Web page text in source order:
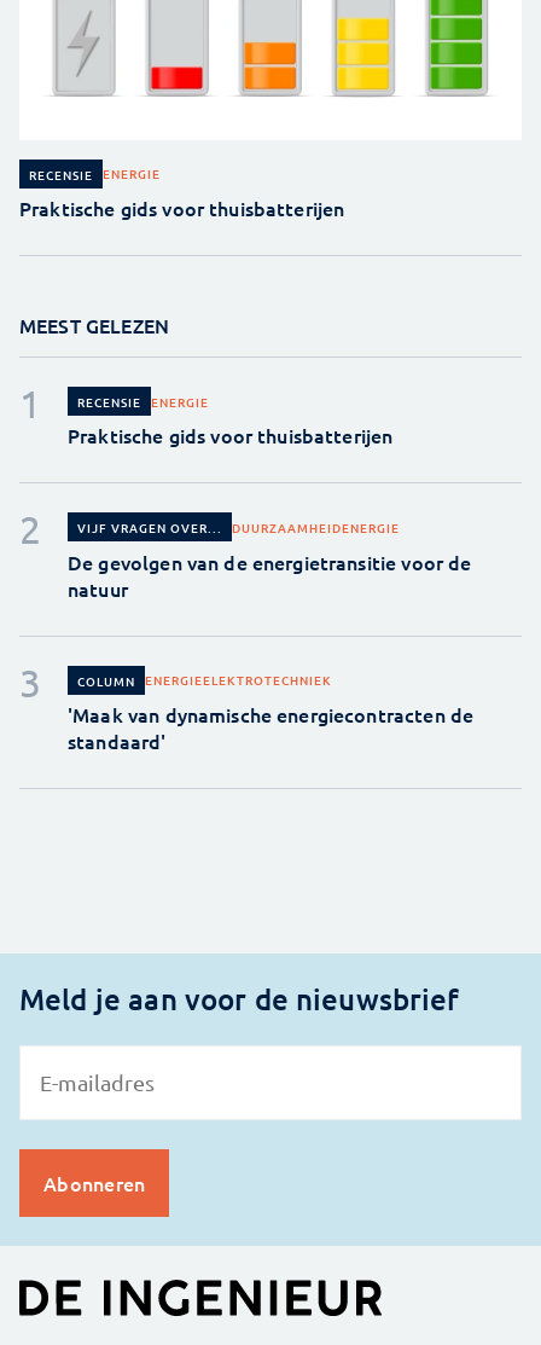
RECENSIE ENERGIE
Praktische gids voor thuisbatterijen
MEEST GELEZEN
RECENSIE ENERGIE
Praktische gids voor thuisbatterijen
VIJF VRAGEN OVER... DUURZAAMHEIDENERGIE
De gevolgen van de energietransitie voor de
natuur
COLUMN ENERGIEELEKTROTECHNIEK
'Maak van dynamische energiecontracten de
standaard'
Meld je aan voor de nieuwsbrief